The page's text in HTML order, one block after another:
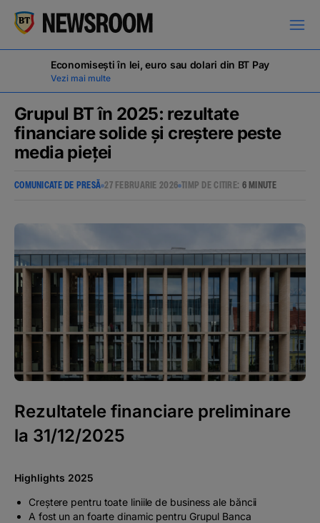
NOUTĂȚI
ANUNȚURI
#BTVOICE
BLOG
Economisești în lei, euro sau dolari din BT Pay
Vezi mai multe
Grupul BT în 2025: rezultate
financiare solide și creștere peste
media pieței
COMUNICATE DE PRESĂ 27 FEBRUARIE 2026 TIMP DE CITIRE: 6 MINUTE
Rezultatele financiare preliminare
la 31/12/2025
Highlights 2025
Creștere pentru toate liniile de business ale băncii
A fost un an foarte dinamic pentru Grupul Banca